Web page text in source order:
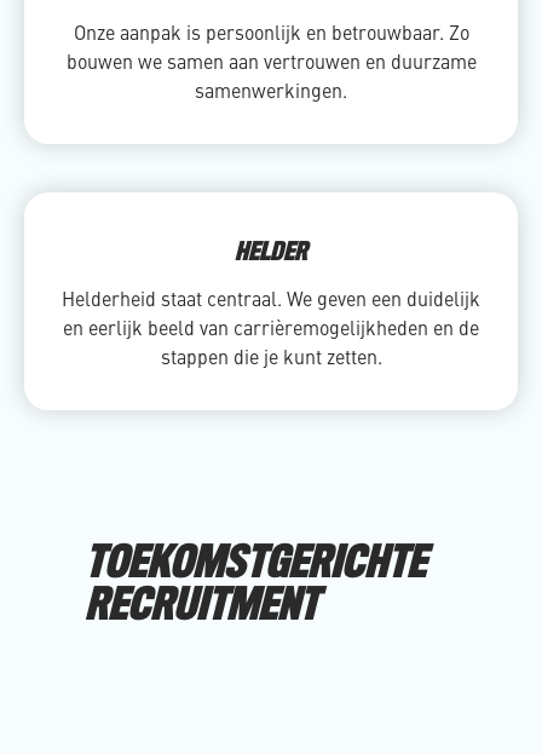
Onze aanpak is persoonlijk en betrouwbaar. Zo
bouwen we samen aan vertrouwen en duurzame
samenwerkingen.
HELDER
Helderheid staat centraal. We geven een duidelijk
en eerlijk beeld van carrièremogelijkheden en de
stappen die je kunt zetten.
TOEKOMSTGERICHTE
RECRUITMENT